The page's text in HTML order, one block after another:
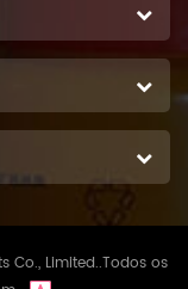
Co., Limited..Todos os